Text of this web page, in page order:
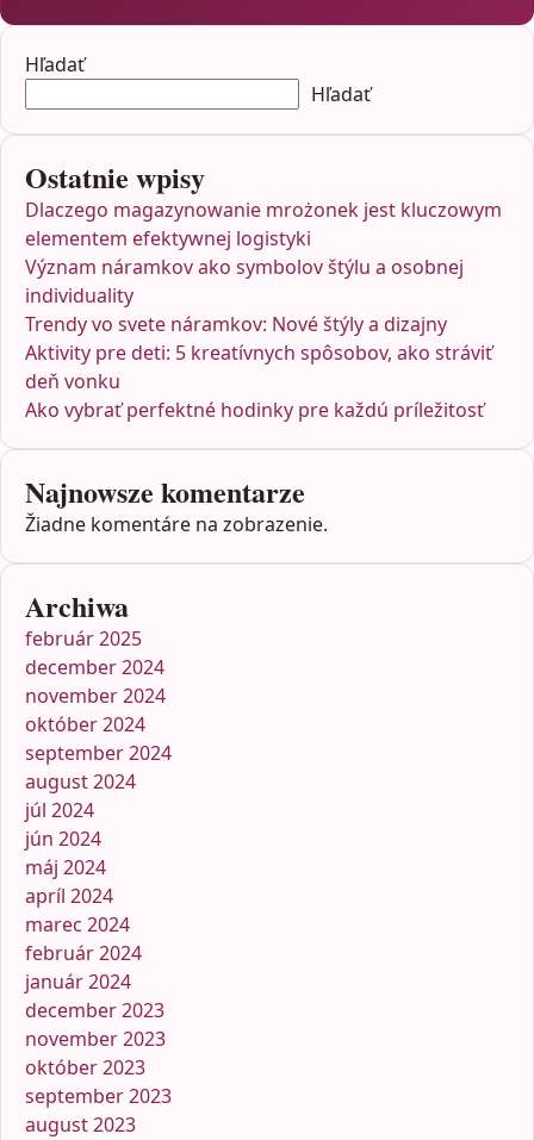
Hľadať
Hľadať
Ostatnie wpisy
Dlaczego magazynowanie mrożonek jest kluczowym
elementem efektywnej logistyki
Význam náramkov ako symbolov štýlu a osobnej
individuality
Trendy vo svete náramkov: Nové štýly a dizajny
Aktivity pre deti: 5 kreatívnych spôsobov, ako stráviť
deň vonku
Ako vybrať perfektné hodinky pre každú príležitosť
Najnowsze komentarze
Žiadne komentáre na zobrazenie.
Archiwa
február 2025
december 2024
november 2024
október 2024
september 2024
august 2024
júl 2024
jún 2024
máj 2024
apríl 2024
marec 2024
február 2024
január 2024
december 2023
november 2023
október 2023
september 2023
august 2023